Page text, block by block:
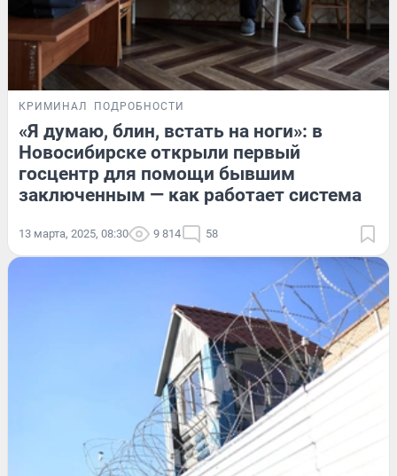
КРИМИНАЛ ПОДРОБНОСТИ
«Я думаю, блин, встать на ноги»: в
Новосибирске открыли первый
госцентр для помощи бывшим
заключенным — как работает система
13 марта, 2025, 08:30 9 814 58